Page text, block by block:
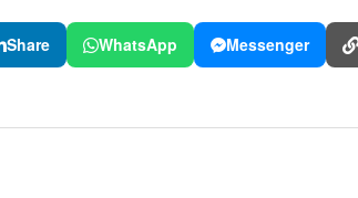
Share WhatsApp Messenger